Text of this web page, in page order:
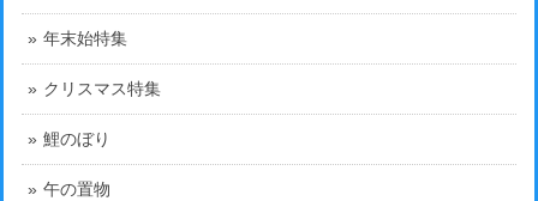
年末始特集
クリスマス特集
鯉のぼり
午の置物